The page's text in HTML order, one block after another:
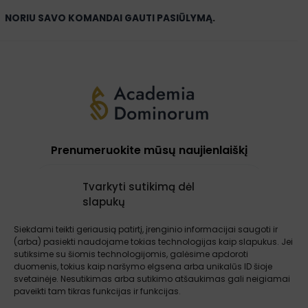
Tvarkyti sutikimą dėl
slapukų
Siekdami teikti geriausią patirtį, įrenginio informacijai saugoti ir
(arba) pasiekti naudojame tokias technologijas kaip slapukus. Jei
sutiksime su šiomis technologijomis, galėsime apdoroti
duomenis, tokius kaip naršymo elgsena arba unikalūs ID šioje
svetainėje. Nesutikimas arba sutikimo atšaukimas gali neigiamai
paveikti tam tikras funkcijas ir funkcijas.
NORIU SAVO KOMANDAI GAUTI PASIŪLYMĄ.
Prenumeruokite mūsų naujienlaiškį
Apie mus Paslaugos
Atsiliepimai
Įžvalgos
Kontaktai Sąlygos ir taisyklės